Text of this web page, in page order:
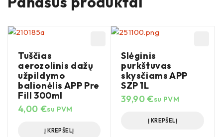
Tuščias
aerozolinis dažų
užpildymo
balionėlis APP Pre
Fill 300ml
4,00 €su PVM
Į KREPŠELĮ
Slėginis
purkštuvas
skysčiams APP
SZP 1L
39,90€su PVM
Į KREPŠELĮ